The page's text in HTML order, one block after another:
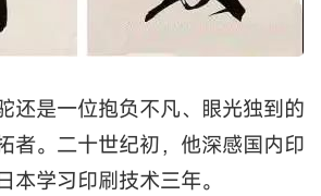
还是一位抱负不凡、眼光独到的
者。二十世纪初，他深感国内印
本学习印刷技术三年。